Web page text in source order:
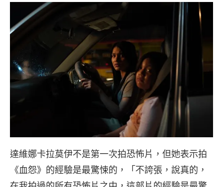
達維娜卡拉莫伊不是第一次拍恐怖片，但她表示拍
《血怨》的經驗是最驚悚的，「不誇張，說真的，